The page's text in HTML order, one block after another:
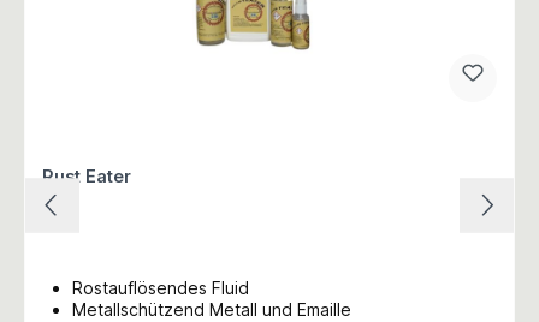
Rust Eater
Rostauflösendes Fluid
Metallschützend Metall und Emaille